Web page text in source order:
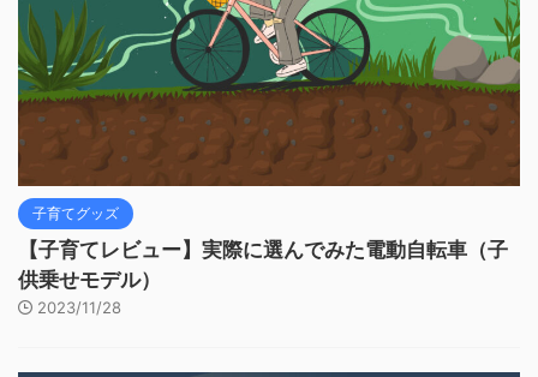
子育てグッズ
【子育てレビュー】実際に選んでみた電動自転車（子
供乗せモデル）
2023/11/28